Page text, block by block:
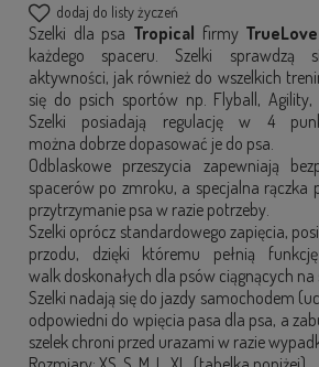
dodaj do listy życzeń
Szelki dla psa Tropical firmy TrueLove
każdego spaceru. Szelki sprawdzą
aktywności, jak również do wszelkich
się do psich sportów np. Flyball, Agility,
Szelki posiadają regulację w 4
można dobrze dopasować je do psa.
Odblaskowe przeszycia zapewniają
spacerów po zmroku, a specjalna rączka
przytrzymanie psa w razie potrzeby.
Szelki oprócz standardowego zapięcia,
przodu, dzięki któremu pełnią
walk doskonałych dla psów ciągnących na
Szelki nadają się do jazdy samochodem
odpowiedni do wpięcia pasa dla psa, a
szelek chroni przed urazami w razie